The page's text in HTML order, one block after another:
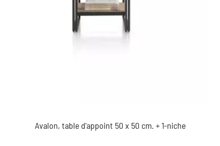
Avalon, table d'appoint 50 x 50 cm. + 1-niche